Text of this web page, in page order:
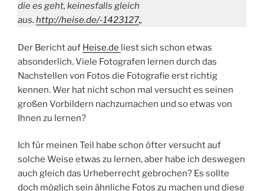
die es geht, keinesfalls gleich
aus. http://heise.de/-1423127„
Der Bericht auf Heise.de liest sich schon etwas
absonderlich. Viele Fotografen lernen durch das
Nachstellen von Fotos die Fotografie erst richtig
kennen. Wer hat nicht schon mal versucht es seinen
großen Vorbildern nachzumachen und so etwas von
Ihnen zu lernen?
Ich für meinen Teil habe schon öfter versucht auf
solche Weise etwas zu lernen, aber habe ich deswegen
auch gleich das Urheberrecht gebrochen? Es sollte
doch möglich sein ähnliche Fotos zu machen und diese